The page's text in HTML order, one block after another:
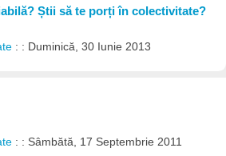
Știi să te porți în colectivitate?
: : Duminică, 30 Iunie 2013
: : Sâmbătă, 17 Septembrie 2011